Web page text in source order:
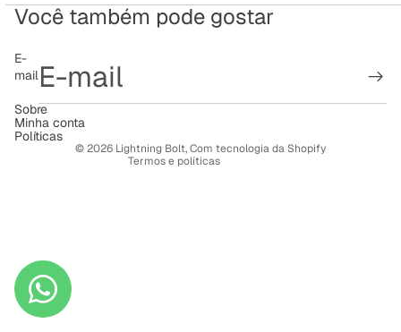
Você também pode gostar
E-
mail
Sobre
Minha conta
Políticas
© 2026 Lightning Bolt,Com tecnologia da Shopify
Termos e políticas
Política de privacidade
Termos de serviço
Política de frete